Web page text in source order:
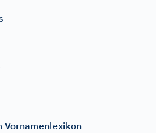
Vornamenlexikon